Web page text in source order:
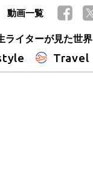
ライターが見た世界
Travel
動画一覧